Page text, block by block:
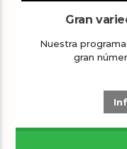
Gran
Nuestra
gran